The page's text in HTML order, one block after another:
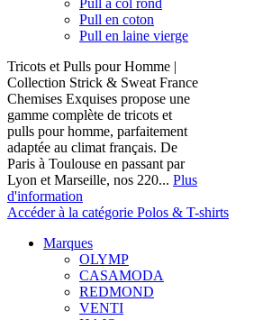
Pull à col rond
Pull en coton
Pull en laine vierge
Tricots et Pulls pour Homme |
Collection Strick & Sweat France
Chemises Exquises propose une
gamme complète de tricots et
pulls pour homme, parfaitement
adaptée au climat français. De
Paris à Toulouse en passant par
Lyon et Marseille, nos 220... Plus
d'information
Accéder à la catégorie Polos & T-shirts
Marques
OLYMP
CASAMODA
REDMOND
VENTI